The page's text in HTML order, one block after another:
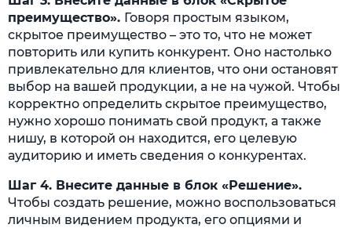
преимущество». Говоря простым языком,
скрытое преимущество – это то, что не может
повторить или купить конкурент. Оно настолько
привлекательно для клиентов, что они остановят
выбор на вашей продукции, а не на чужой. Чтобы
корректно определить скрытое преимущество,
нужно хорошо понимать свой продукт, а также
нишу, в которой он находится, его целевую
аудиторию и иметь сведения о конкурентах.
Шаг 4. Внесите данные в блок «Решение».
Чтобы создать решение, можно воспользоваться
личным видением продукта, его опциями и